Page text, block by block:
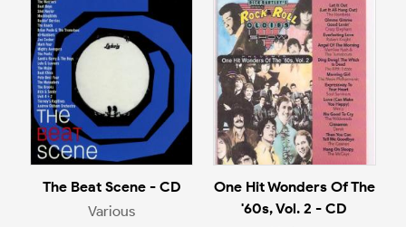
The Beat Scene - CD
Various
One Hit Wonders Of The
'60s, Vol. 2 - CD